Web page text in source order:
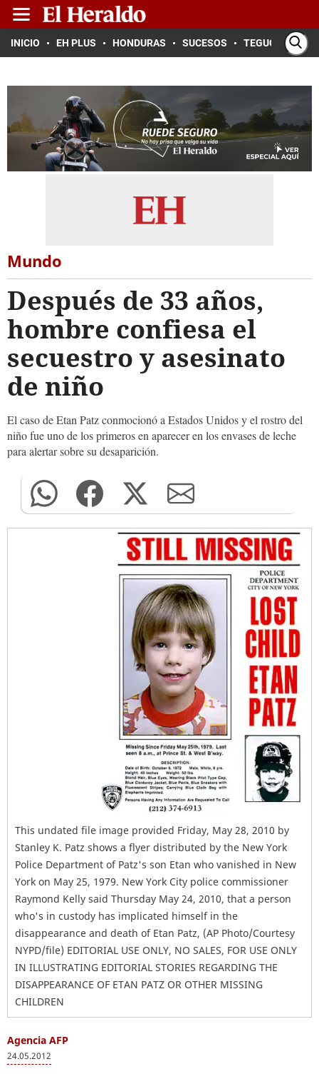
INICIO EH PLUS HONDURAS SUCESOS TEGUCIGALPA
Mundo
Después de 33 años,
hombre confiesa el
secuestro y asesinato
de niño
El caso de Etan Patz conmocionó a Estados Unidos y el rostro del
niño fue uno de los primeros en aparecer en los envases de leche
para alertar sobre su desaparición.
This undated file image provided Friday, May 28, 2010 by
Stanley K. Patz shows a flyer distributed by the New York
Police Department of Patz's son Etan who vanished in New
York on May 25, 1979. New York City police commissioner
Raymond Kelly said Thursday May 24, 2010, that a person
who's in custody has implicated himself in the
disappearance and death of Etan Patz, (AP Photo/Courtesy
NYPD/file) EDITORIAL USE ONLY, NO SALES, FOR USE ONLY
IN ILLUSTRATING EDITORIAL STORIES REGARDING THE
DISAPPEARANCE OF ETAN PATZ OR OTHER MISSING
CHILDREN
Agencia AFP
24.05.2012